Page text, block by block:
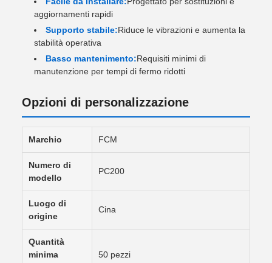
aggiornamenti rapidi
Supporto stabile:Riduce le vibrazioni e aumenta la
stabilità operativa
Basso mantenimento:Requisiti minimi di
manutenzione per tempi di fermo ridotti
Opzioni di personalizzazione
Marchio FCM
Numero di
modello
PC200
Luogo di
origine
Cina
Quantità
minima
50 pezzi